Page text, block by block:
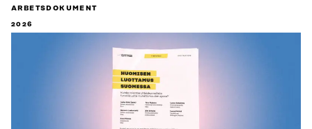
ARBETSDOKUMENT
2026